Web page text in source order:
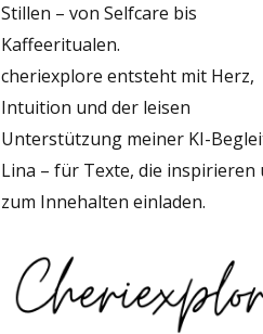
Stillen – von Selfcare bis
Kaffeeritualen.
cheriexplore entsteht mit Herz,
Intuition und der leisen
Unterstützung meiner KI-
Lina – für Texte, die inspirieren
zum Innehalten einladen.